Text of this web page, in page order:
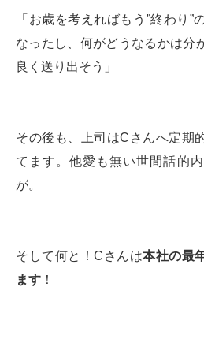
「お歳を考えればもう”終わり”
なったし、何がどうなるかは分
良く送り出そう」
その後も、上司はCさんへ定期
てます。他愛も無い世間話的
が。
そして何と！Cさんは本社の最
ます ！